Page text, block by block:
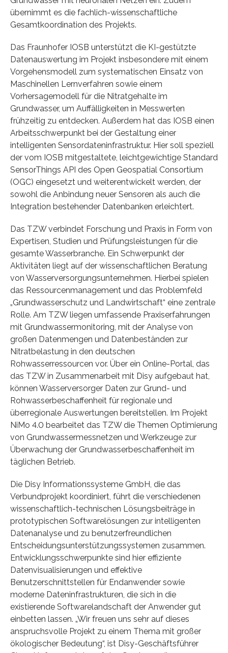
übernimmt es die fachlich-wissenschaftliche
Gesamtkoordination des Projekts.
Das Fraunhofer IOSB unterstützt die KI-gestützte
Datenauswertung im Projekt insbesondere mit einem
Vorgehensmodell zum systematischen Einsatz von
Maschinellen Lernverfahren sowie einem
Vorhersagemodell für die Nitratgehalte im
Grundwasser, um Auffälligkeiten in Messwerten
frühzeitig zu entdecken. Außerdem hat das IOSB einen
Arbeitsschwerpunkt bei der Gestaltung einer
intelligenten Sensordateninfrastruktur. Hier soll speziell
der vom IOSB mitgestaltete, leichtgewichtige Standard
SensorThings API des Open Geospatial Consortium
(OGC) eingesetzt und weiterentwickelt werden, der
sowohl die Anbindung neuer Sensoren als auch die
Integration bestehender Datenbanken erleichtert.
Das TZW verbindet Forschung und Praxis in Form von
Expertisen, Studien und Prüfungsleistungen für die
gesamte Wasserbranche. Ein Schwerpunkt der
Aktivitäten liegt auf der wissenschaftlichen Beratung
von Wasserversorgungsunternehmen. Hierbei spielen
das Ressourcenmanagement und das Problemfeld
„Grundwasserschutz und Landwirtschaft“ eine zentrale
Rolle. Am TZW liegen umfassende Praxiserfahrungen
mit Grundwassermonitoring, mit der Analyse von
großen Datenmengen und Datenbeständen zur
Nitratbelastung in den deutschen
Rohwasserressourcen vor. Über ein Online-Portal, das
das TZW in Zusammenarbeit mit Disy aufgebaut hat,
können Wasserversorger Daten zur Grund- und
Rohwasserbeschaffenheit für regionale und
überregionale Auswertungen bereitstellen. Im Projekt
NiMo 4.0 bearbeitet das TZW die Themen Optimierung
von Grundwassermessnetzen und Werkzeuge zur
Überwachung der Grundwasserbeschaffenheit im
täglichen Betrieb.
Die Disy Informationssysteme GmbH, die das
Verbundprojekt koordiniert, führt die verschiedenen
wissenschaftlich-technischen Lösungsbeiträge in
prototypischen Softwarelösungen zur intelligenten
Datenanalyse und zu benutzerfreundlichen
Entscheidungsunterstützungssystemen zusammen.
Entwicklungsschwerpunkte sind hier effiziente
Datenvisualisierungen und effektive
Benutzerschnittstellen für Endanwender sowie
moderne Dateninfrastrukturen, die sich in die
existierende Softwarelandschaft der Anwender gut
einbetten lassen. „Wir freuen uns sehr auf dieses
anspruchsvolle Projekt zu einem Thema mit großer
ökologischer Bedeutung“, ist Disy-Geschäftsführer